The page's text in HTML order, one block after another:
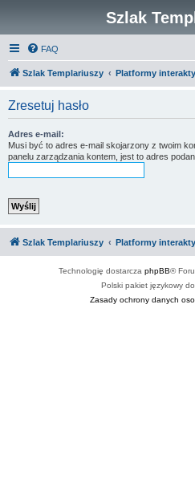
Szlak
FAQ
Szlak Templariuszy Platformy
Zresetuj hasło
Adres e-mail:
Musi być to adres e-mail skojarzony z twoim
panelu zarządzania kontem, jest to adres
Szlak Templariuszy Platformy
Technologię dostarcza phpBB®
Polski pakiet językowy
Zasady ochrony danych